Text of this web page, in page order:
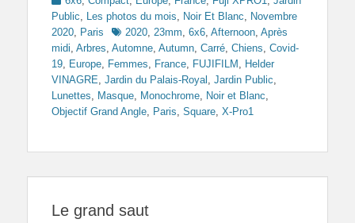
Public
Les photos du mois Noir Et Blanc
Novembre
2020
Paris Tags2020 23mm 6x6 Afternoon Après
midi Arbres Automne Autumn Carré Chiens Covid-
19
Europe Femmes France FUJIFILM
Helder
VINAGRE Jardin du Palais-Royal Jardin Public
Lunettes
Masque Monochrome Noir et Blanc
Objectif Grand Angle
Paris Square X-Pro1
Le grand saut